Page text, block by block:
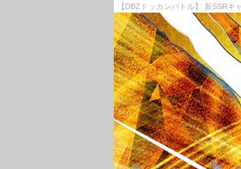
【DBZドッカンバトル】 新SSR